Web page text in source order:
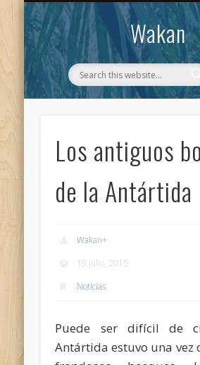
Wakan
WAKAN
CONTACTO
Los antiguos
de la Antártida
Wakan+
19 julio, 2015
Noticias
Puede ser difícil de
Antártida estuvo una vez